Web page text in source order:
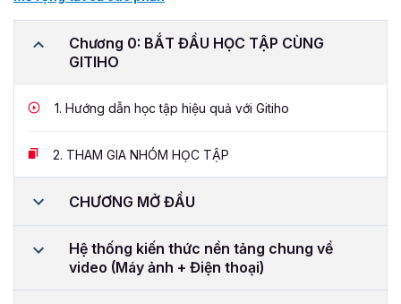
Chương 0: BẮT ĐẦU HỌC TẬP CÙNG
GITIHO
1. Hướng dẫn học tập hiệu quả với Gitiho
2. THAM GIA NHÓM HỌC TẬP
CHƯƠNG MỞ ĐẦU
Hệ thống kiến thức nền tảng chung về
video (Máy ảnh + Điện thoại)